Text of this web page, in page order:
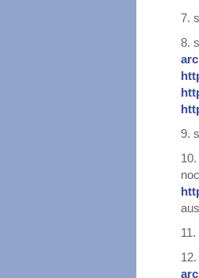
7.
8.
9.
10.
11.
12.